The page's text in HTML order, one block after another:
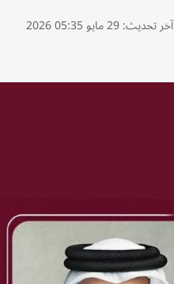
آخر تحديث:29 مايو 05:35 2026